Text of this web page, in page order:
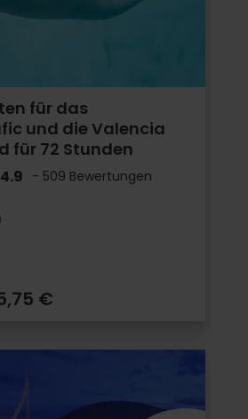
für das
und die Valencia
für 72 Stunden
4.9 - 509 Bewertungen
€